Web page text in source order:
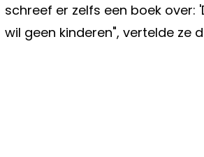
schreef er zelfs een boek over:
wil geen kinderen", vertelde ze